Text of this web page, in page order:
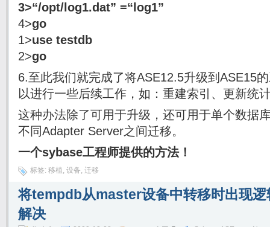
3>“/opt/log1.dat” =“log1”
4>go
1>use testdb
2>go
6.至此我们就完成了将ASE12.5升级到ASE15
以进行一些后续工作，如：重建索引、更新统
这种办法除了可用于升级，还可用于单个数据
不同Adapter Server之间迁移。
一个sybase工程师提供的方法！
标签: 移植 , 设备, 迁移
将tempdb从master设备中转移时出现逻
解决